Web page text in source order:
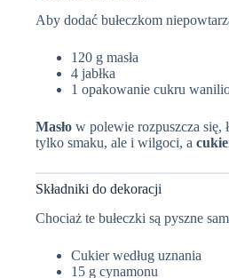
Aby dodać bułeczkom
120 g masła
4 jabłka
1 opakowanie cukru
Masło w polewie rozpuszcza się,
tylko smaku, ale i wilgoci, a
Składniki do dekoracji
Chociaż te bułeczki są pyszne
Cukier według uznania
15 g cynamonu